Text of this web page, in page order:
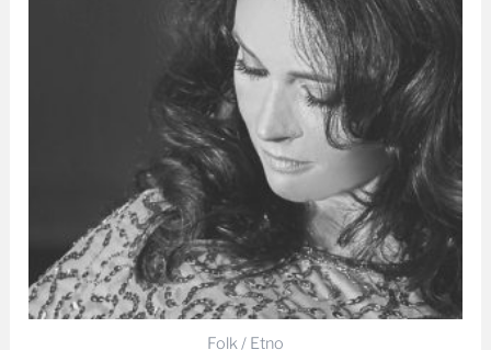
Folk / Etno
Czym Ty Jesteś – Joanna Bejm – SINGIEL